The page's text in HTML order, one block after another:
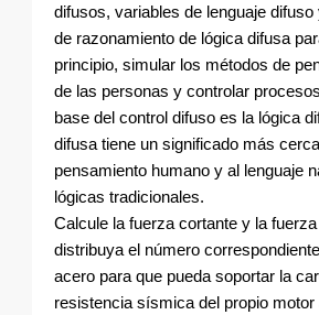
difusos, variables de lenguaje
de razonamiento de lógica difusa
principio, simular los métodos de
de las personas y controlar
base del control difuso es la lógica
difusa tiene un significado más
pensamiento humano y al lenguaje
lógicas tradicionales.
Calcule la fuerza cortante y la
distribuya el número
acero para que pueda soportar la
resistencia sísmica del propio motor